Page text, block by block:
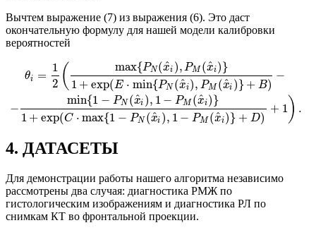
Вычтем выражение (7) из выражения (6). Это даст
окончательную формулу для нашей модели калибровки
вероятностей
θi =
1
2 ( max{PN (x
^i ), PM (x
^i)}
1 + exp(E ⋅ min{PN (x
^i), PM (x
^i )} + B)
−
−
min{1 − PN (x
^i ), 1 − PM (x
^i)}
1 + exp(C ⋅ max{1 − PN (x
^i ), 1 − PM (x
^i)} + D)
+ 1 ) .
4. ДАТАСЕТЫ
Для демонстрации работы нашего алгоритма независимо
рассмотрены два случая: диагностика РМЖ по
гистологическим изображениям и диагностика РЛ по
снимкам КТ во фронтальной проекции.